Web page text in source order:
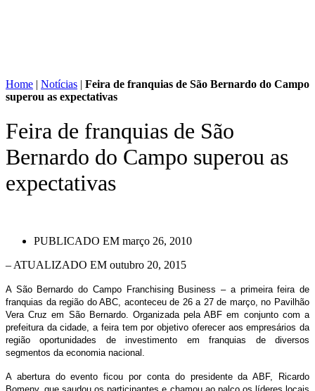
Home | Notícias | Feira de franquias de São Bernardo do Campo
superou as expectativas
Feira de franquias de São
Bernardo do Campo superou as
expectativas
PUBLICADO EM março 26, 2010
– ATUALIZADO EM outubro 20, 2015
A São Bernardo do Campo Franchising Business – a primeira feira de
franquias da região do ABC, aconteceu de 26 a 27 de março, no Pavilhão
Vera Cruz em São Bernardo. Organizada pela ABF em conjunto com a
prefeitura da cidade, a feira tem por objetivo oferecer aos empresários da
região oportunidades de investimento em franquias de diversos
segmentos da economia nacional.
A abertura do evento ficou por conta do presidente da ABF, Ricardo